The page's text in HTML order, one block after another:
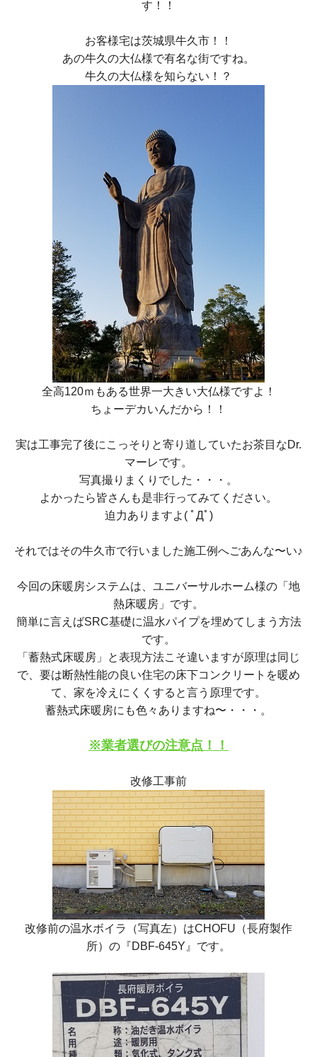
す！！
お客様宅は茨城県牛久市！！
あの牛久の大仏様で有名な街ですね。
牛久の大仏様を知らない！？
全高120ｍもある世界一大きい大仏様ですよ！
ちょーデカいんだから！！
実は工事完了後にこっそりと寄り道していたお茶目なDr.
マーレです。
写真撮りまくりでした・・・。
よかったら皆さんも是非行ってみてください。
迫力ありますよ( ﾟДﾟ)
それではその牛久市で行いました施工例へごあんな〜い♪
今回の床暖房システムは、ユニバーサルホーム様の「地
熱床暖房」です。
簡単に言えばSRC基礎に温水パイプを埋めてしまう方法
です。
「蓄熱式床暖房」と表現方法こそ違いますが原理は同じ
で、要は断熱性能の良い住宅の床下コンクリートを暖め
て、家を冷えにくくすると言う原理です。
蓄熱式床暖房にも色々ありますね〜・・・。
※業者選びの注意点！！
改修工事前
改修前の温水ボイラ（写真左）はCHOFU（長府製作
所）の『DBF-645Y』です。